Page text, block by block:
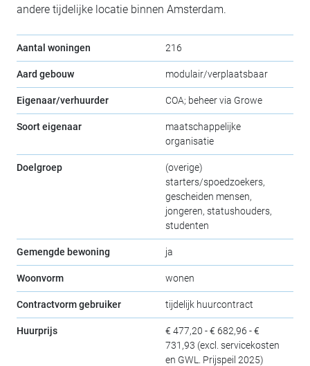
andere tijdelijke locatie binnen Amsterdam.
Aantal woningen 216
Aard gebouw modulair/verplaatsbaar
Eigenaar/verhuurder COA; beheer via Growe
Soort eigenaar
maatschappelijke
organisatie
Doelgroep
(overige)
starters/spoedzoekers,
gescheiden mensen,
jongeren, statushouders,
studenten
Gemengde bewoning ja
Woonvorm wonen
Contractvorm gebruiker tijdelijk huurcontract
Huurprijs
€ 477,20 - € 682,96 - €
731,93 (excl. servicekosten
en GWL. Prijspeil 2025)